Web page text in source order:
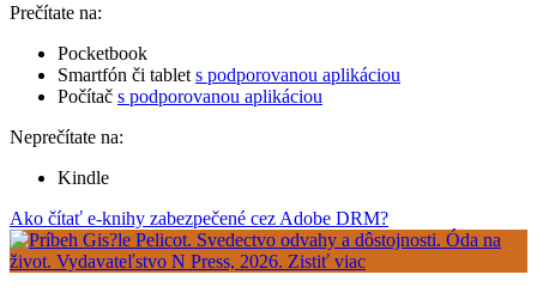
Prečítate na:
Pocketbook
Smartfón či tablet s podporovanou aplikáciou
Počítač s podporovanou aplikáciou
Neprečítate na:
Kindle
Ako čítať e-knihy zabezpečené cez Adobe DRM?